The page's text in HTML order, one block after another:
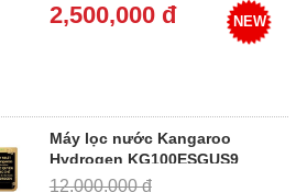
2,500,000 đ NEW
Máy lọc nước Kangaroo
Hydrogen KG100ESGUS9
12,000,000 đ